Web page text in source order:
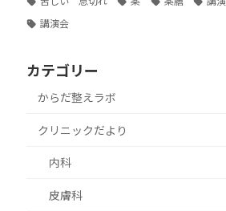
講演会
カテゴリー
からだ整えラボ
クリニックだより
内科
皮膚科